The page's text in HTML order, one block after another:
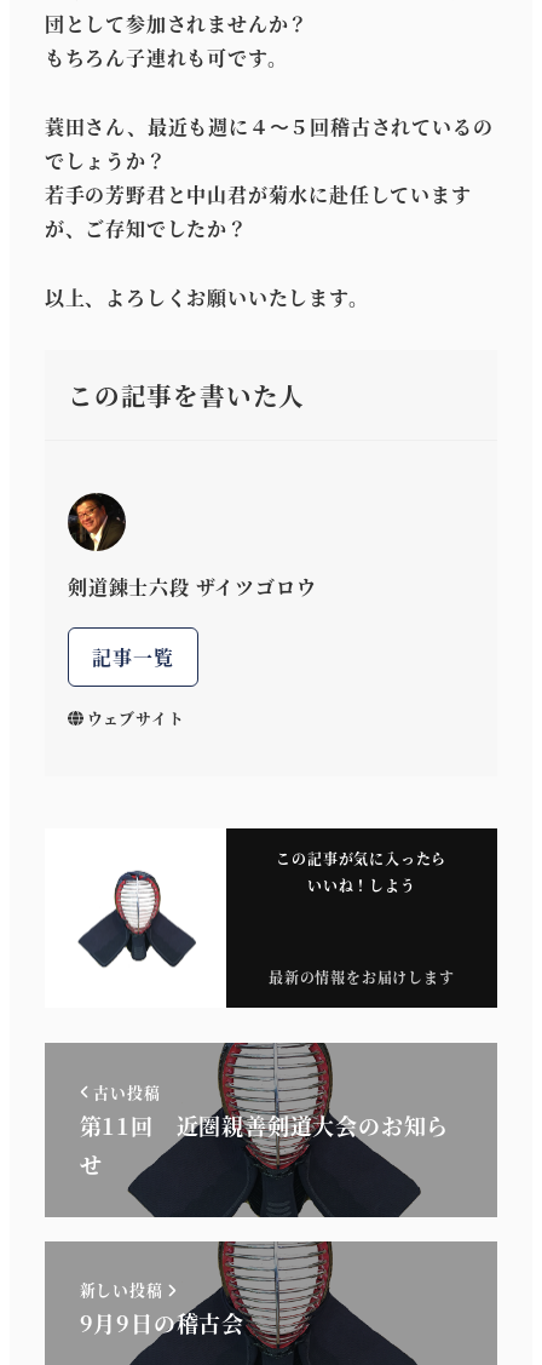
団として参加されませんか？
もちろん子連れも可です。
蓑田さん、最近も週に４〜５回稽古されているの
でしょうか？
若手の芳野君と中山君が菊水に赴任しています
が、ご存知でしたか？
以上、よろしくお願いいたします。
この記事を書いた人
剣道錬士六段 ザイツゴロウ
記事一覧
ウェブサイト
この記事が気に入ったら
いいね！しよう
最新の情報をお届けします
古い投稿
第11回 近圏親善剣道大会のお知ら
せ
新しい投稿
9月9日の稽古会